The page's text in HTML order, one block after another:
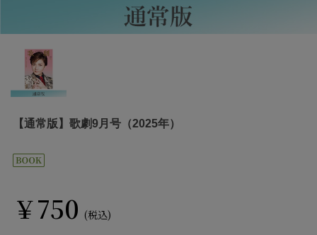
【通常版】歌劇9月号（2025年）
￥750 (税込)